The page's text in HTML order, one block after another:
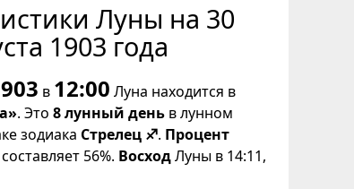
Луны на 30
1903 года
в 12:00 Луна находится в
. Это 8 лунный день в лунном
зодиака Стрелец ♐. Процент
56%. ВосходЛуны в 14:11,